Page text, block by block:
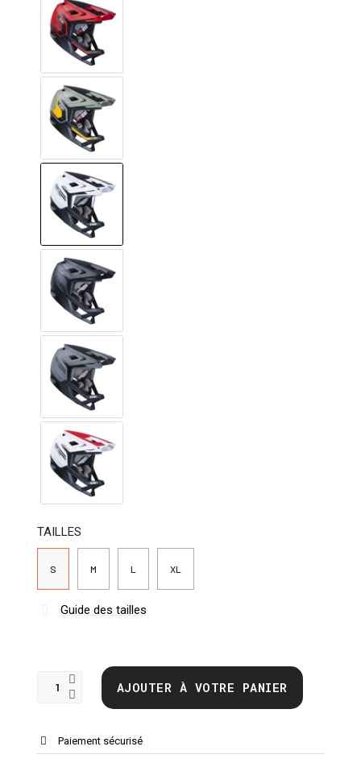
TAILLES
S M L XL
Guide des tailles
AJOUTER À VOTRE PANIER
Paiement sécurisé